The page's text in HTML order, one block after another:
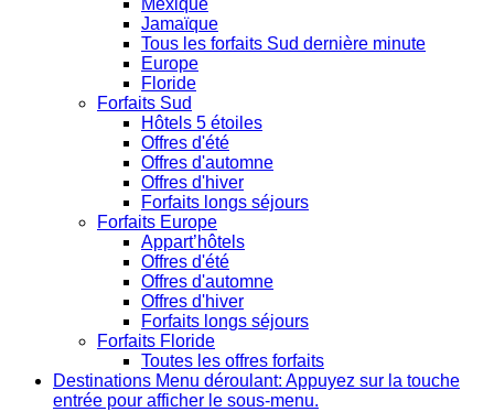
Mexique
Jamaïque
Tous les forfaits Sud dernière minute
Europe
Floride
Forfaits Sud
Hôtels 5 étoiles
Offres d'été
Offres d'automne
Offres d'hiver
Forfaits longs séjours
Forfaits Europe
Appart’hôtels
Offres d'été
Offres d'automne
Offres d'hiver
Forfaits longs séjours
Forfaits Floride
Toutes les offres forfaits
Destinations Menu déroulant: Appuyez sur la touche
entrée pour afficher le sous-menu.